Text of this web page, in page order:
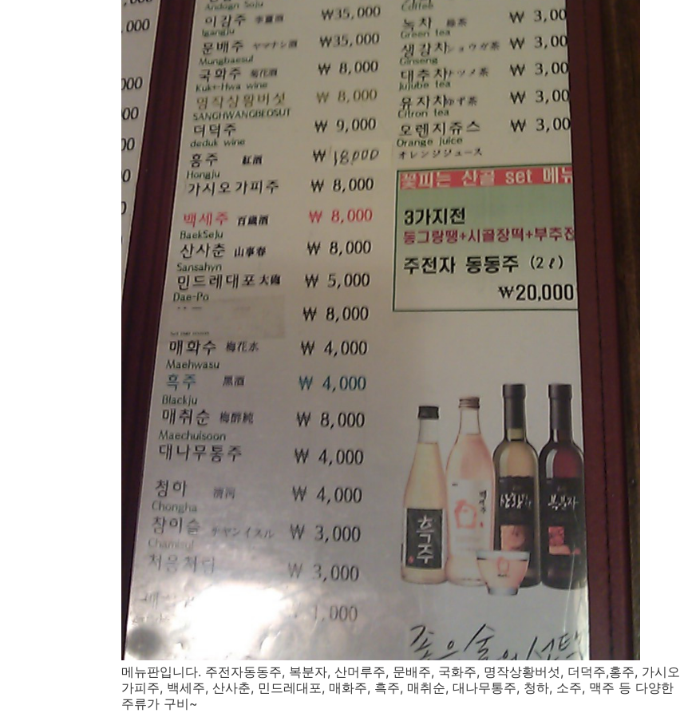
메뉴판입니다. 주전자동동주, 복분자, 산머루주, 문배주, 국화주, 명작상황버섯, 더덕주,홍주, 가시오
가피주, 백세주, 산사춘, 민드레대포, 매화주, 흑주, 매취순, 대나무통주, 청하, 소주, 맥주 등 다양한
주류가 구비~